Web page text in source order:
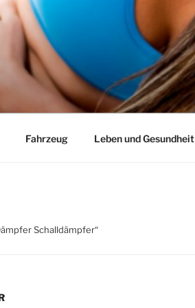
Fahrzeug Leben und Gesundheit
Schalldämpfer“